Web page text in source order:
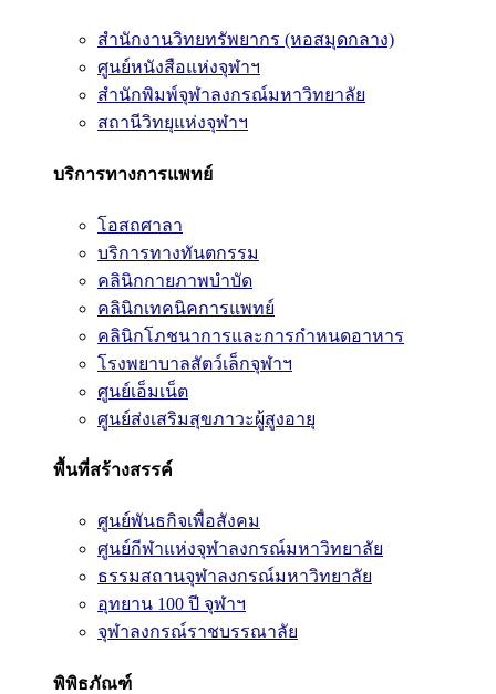
สำนักงานวิทยทรัพยากร (หอสมุดกลาง)
ศูนย์หนังสือแห่งจุฬาฯ
สำนักพิมพ์จุฬาลงกรณ์มหาวิทยาลัย
สถานีวิทยุแห่งจุฬาฯ
บริการทางการแพทย์
โอสถศาลา
บริการทางทันตกรรม
คลินิกกายภาพบำบัด
คลินิกเทคนิคการแพทย์
คลินิกโภชนาการและการกำหนดอาหาร
โรงพยาบาลสัตว์เล็กจุฬาฯ
ศูนย์เอ็มเน็ต
ศูนย์ส่งเสริมสุขภาวะผู้สูงอายุ
พื้นที่สร้างสรรค์
ศูนย์พันธกิจเพื่อสังคม
ศูนย์กีฬาแห่งจุฬาลงกรณ์มหาวิทยาลัย
ธรรมสถานจุฬาลงกรณ์มหาวิทยาลัย
อุทยาน 100 ปี จุฬาฯ
จุฬาลงกรณ์ราชบรรณาลัย
พิพิธภัณฑ์